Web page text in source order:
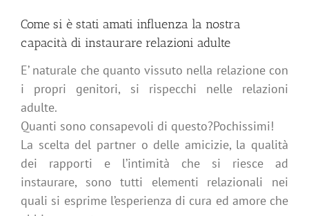
Come si è stati amati influenza la nostra
capacità di instaurare relazioni adulte
E’ naturale che quanto vissuto nella relazione con
i propri genitori, si rispecchi nelle relazioni
adulte.
Quanti sono consapevoli di questo?Pochissimi!
La scelta del partner o delle amicizie, la qualità
dei rapporti e l’intimità che si riesce ad
instaurare, sono tutti elementi relazionali nei
quali si esprime l’esperienza di cura ed amore che